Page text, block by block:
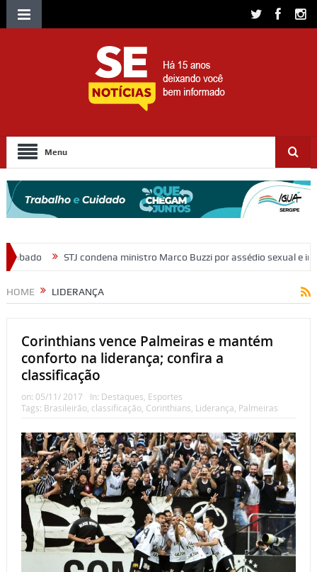
Menu
ministro Marco Buzzi por assédio sexual e importunação
HOME LIDERANÇA
Corinthians vence Palmeiras e mantém
conforto na liderança; confira a
classificação
on: 05/11/ 2017 In: Destaques, Esportes
Tags: Brasileirão, classificação, Corinthians, Liderança, Palmeiras